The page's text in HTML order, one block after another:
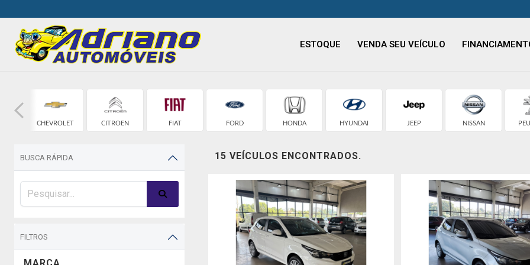
ESTOQUE VENDA SEU VEÍCULO
CHEVROLET CITROEN FIAT FORD HONDA HYUNDAI JEEP NISSAN
BUSCA RÁPIDA
FILTROS
15 VEÍCULOS ENCONTRADOS.